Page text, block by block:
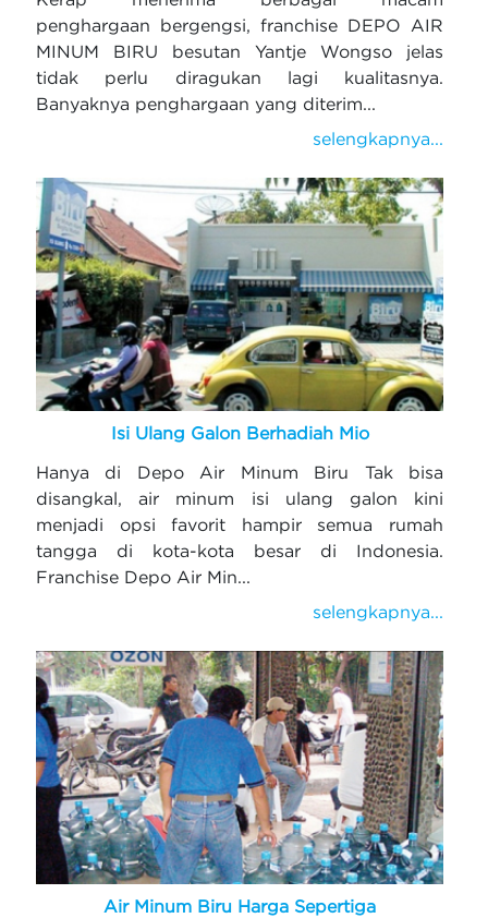
penghargaan bergengsi, franchise DEPO AIR
MINUM BIRU besutan Yantje Wongso jelas
tidak perlu diragukan lagi kualitasnya.
Banyaknya penghargaan yang diterim...
selengkapnya...
Isi Ulang Galon Berhadiah Mio
Hanya di Depo Air Minum Biru Tak bisa
disangkal, air minum isi ulang galon kini
menjadi opsi favorit hampir semua rumah
tangga di kota-kota besar di Indonesia.
Franchise Depo Air Min...
selengkapnya...
Air Minum Biru Harga Sepertiga